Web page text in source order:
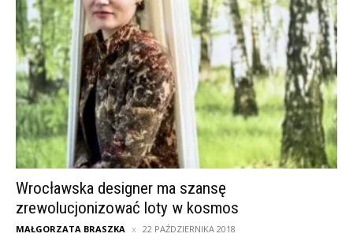
Wrocławska designer ma szansę
zrewolucjonizować loty w kosmos
MAŁGORZATA BRASZKA 22 PAŹDZIERNIKA 2018